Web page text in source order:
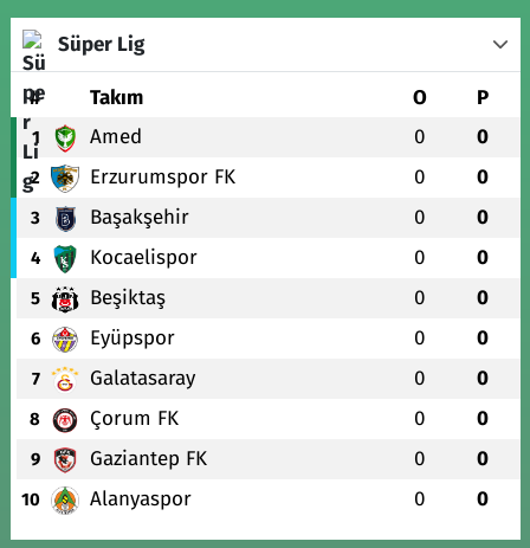
Süper Lig
# Takım O P
1 Amed 0 0
2 Erzurumspor FK 0 0
3 Başakşehir 0 0
4 Kocaelispor 0 0
5 Beşiktaş 0 0
6 Eyüpspor 0 0
7 Galatasaray 0 0
8 Çorum FK 0 0
9 Gaziantep FK 0 0
10 Alanyaspor 0 0